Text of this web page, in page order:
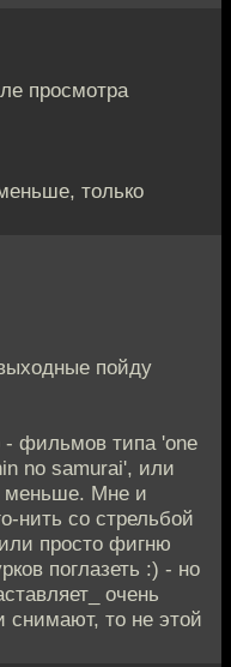
просмотра
только
пойду
- фильмов типа 'one
no samurai', или
меньше. Мне и
нить со стрельбой
просто фигню
поглазеть :) - но
очень
снимают, то не этой